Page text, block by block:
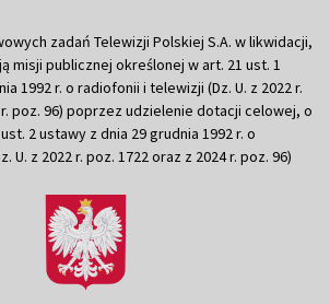
zadań Telewizji Polskiej S.A. w likwidacji,
misji publicznej określonej w art. 21 ust. 1
1992 r. o radiofonii i telewizji (Dz. U. z 2022 r.
poz. 96) poprzez udzielenie dotacji celowej, o
2 ustawy z dnia 29 grudnia 1992 r. o
U. z 2022 r. poz. 1722 oraz z 2024 r. poz. 96)